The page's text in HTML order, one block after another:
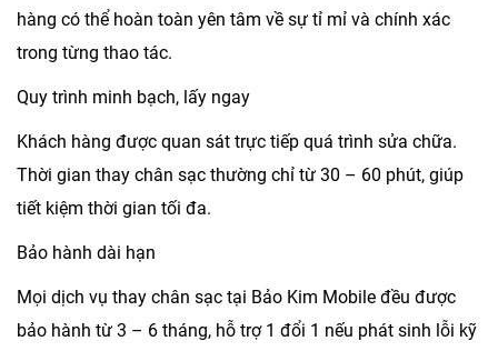
hàng có thể hoàn toàn yên tâm về sự tỉ mỉ và chính xác
trong từng thao tác.
Quy trình minh bạch, lấy ngay
Khách hàng được quan sát trực tiếp quá trình sửa chữa.
Thời gian thay chân sạc thường chỉ từ 30 – 60 phút, giúp
tiết kiệm thời gian tối đa.
Bảo hành dài hạn
Mọi dịch vụ thay chân sạc tại Bảo Kim Mobile đều được
bảo hành từ 3 – 6 tháng, hỗ trợ 1 đổi 1 nếu phát sinh lỗi kỹ